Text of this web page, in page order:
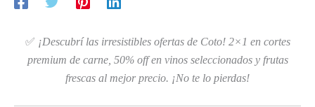
✅ ¡Descubrí las irresistibles ofertas de Coto! 2×1 en cortes
premium de carne, 50% off en vinos seleccionados y frutas
frescas al mejor precio. ¡No te lo pierdas!